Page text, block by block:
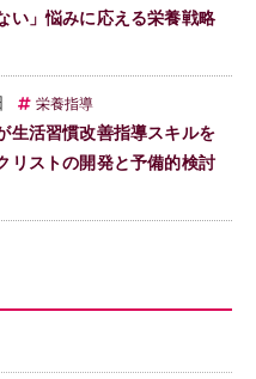
い」悩みに応える栄養戦略
栄養指導
生活習慣改善指導スキルを
リストの開発と予備的検討